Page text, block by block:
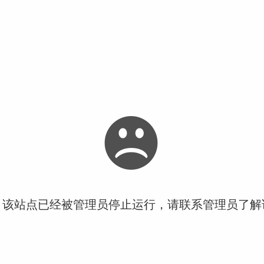
站点已经被管理员停止运行，请联系管理员了